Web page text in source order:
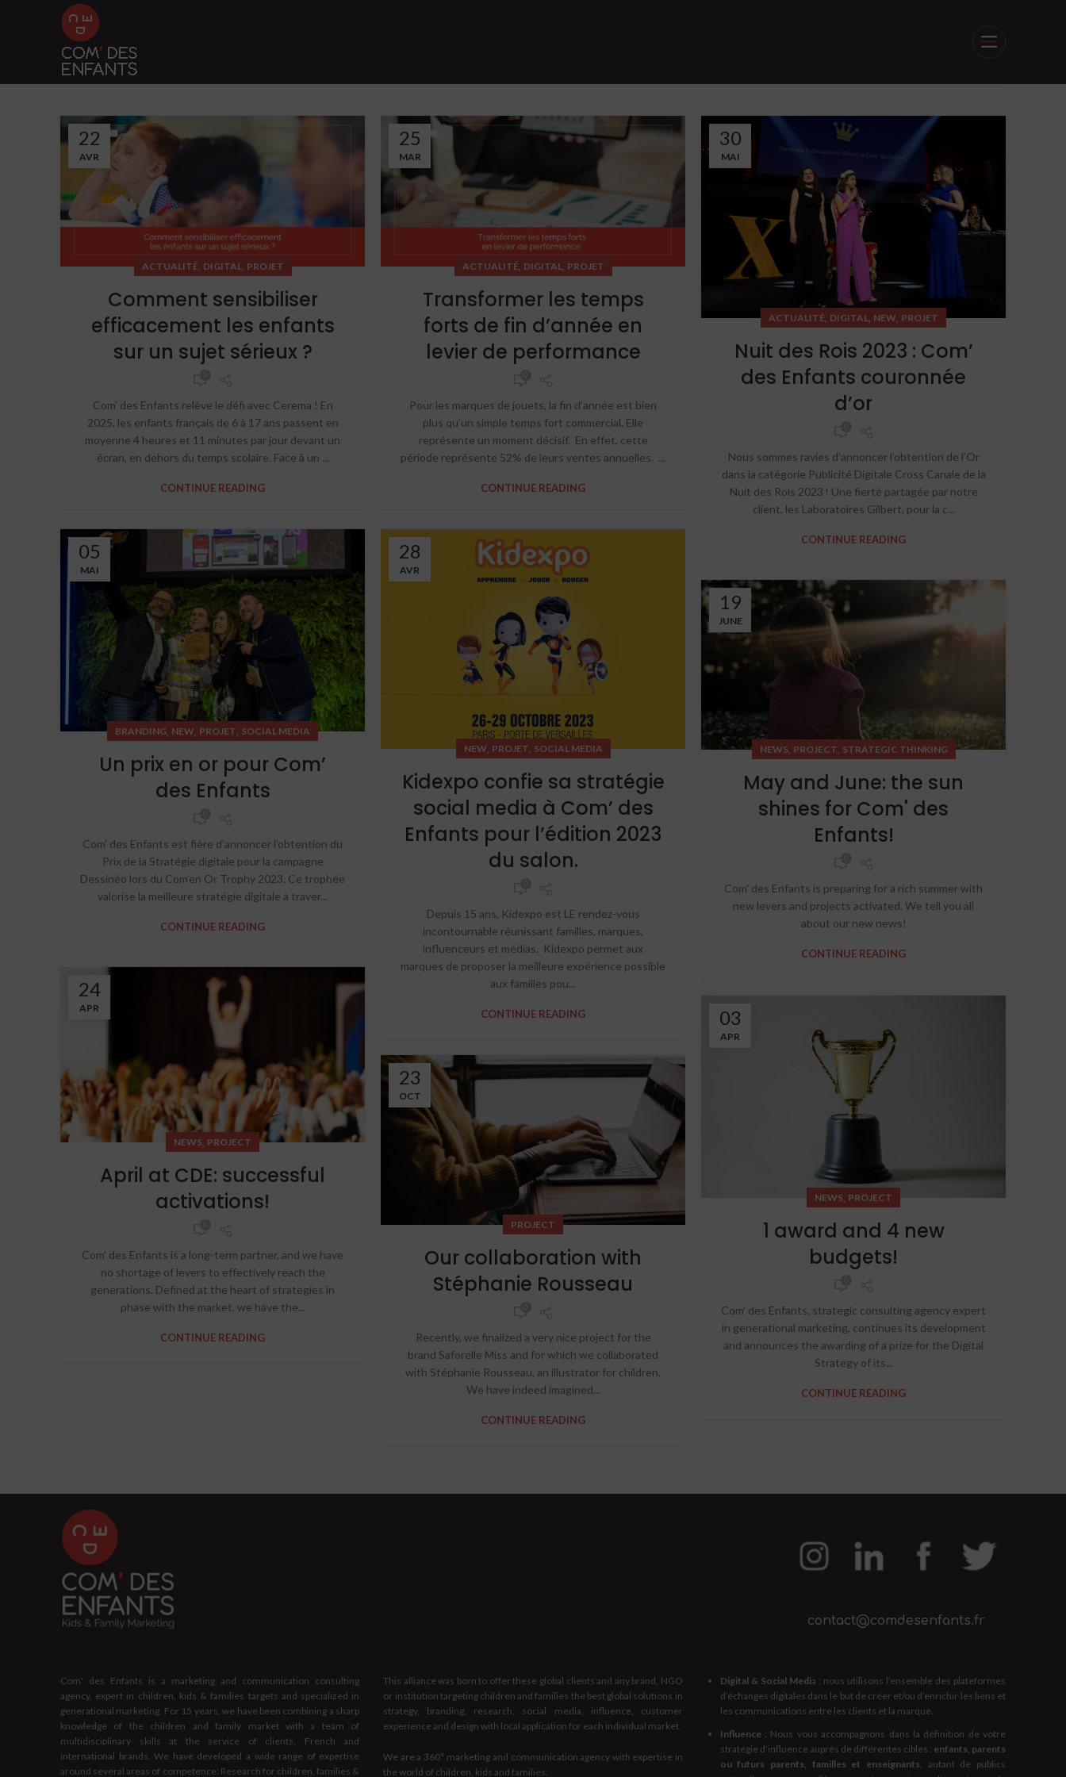
22
AVR
ACTUALITÉ, DIGITAL, PROJET
Comment sensibiliser
efficacement les enfants
sur un sujet sérieux ?
Com' des Enfants relève le défi avec Cerema ! En
2025, les enfants français de 6 à 17 ans passent en
moyenne 4 heures et 11 minutes par jour devant un
écran, en dehors du temps scolaire. Face à un ...
CONTINUE READING
25
MAR
ACTUALITÉ, DIGITAL, PROJET
Transformer les temps
forts de fin d’année en
levier de performance
Pour les marques de jouets, la fin d’année est bien
plus qu’un simple temps fort commercial. Elle
représente un moment décisif. En effet, cette
période représente 52% de leurs ventes annuelles. ...
CONTINUE READING
30
MAI
ACTUALITÉ, DIGITAL , NEW, PROJET
Nuit des Rois 2023 : Com’
des Enfants couronnée
d’or
Nous sommes ravies d’annoncer l’obtention de l’Or
dans la catégorie Publicité Digitale Cross Canale de la
Nuit des Rois 2023 ! Une fierté partagée par notre
client, les Laboratoires Gilbert, pour la c...
CONTINUE READING
05
MAI
BRANDING, NEW, PROJET, SOCIAL MEDIA
Un prix en or pour Com’
des Enfants
Com' des Enfants est fière d’annoncer l’obtention du
Prix de la Stratégie digitale pour la campagne
Dessinéo lors du Com’en Or Trophy 2023. Ce trophée
valorise la meilleure stratégie digitale à traver...
CONTINUE READING
28
AVR
NEW, PROJET, SOCIAL MEDIA
Kidexpo confie sa stratégie
social media à Com’ des
Enfants pour l’édition 2023
du salon.
Depuis 15 ans, Kidexpo est LE rendez-vous
incontournable réunissant familles, marques,
influenceurs et médias. Kidexpo permet aux
marques de proposer la meilleure expérience possible
aux familles pou...
CONTINUE READING
19
JUNE
NEWS, PROJECT, STRATEGIC THINKING
May and June: the sun
shines for Com' des
Enfants!
Com' des Enfants is preparing for a rich summer with
new levers and projects activated. We tell you all
about our new news!
CONTINUE READING
24
APR
NEWS, PROJECT
April at CDE: successful
activations!
Com' des Enfants is a long-term partner, and we have
no shortage of levers to effectively reach the
generations. Defined at the heart of strategies in
phase with the market, we have the...
CONTINUE READING
03
APR
NEWS, PROJECT
1 award and 4 new
budgets!
Com' des Enfants, strategic consulting agency expert
in generational marketing, continues its development
and announces the awarding of a prize for the Digital
Strategy of its...
CONTINUE READING
23
OCT
PROJECT
Our collaboration with
Stéphanie Rousseau
Recently, we finalized a very nice project for the
brand Saforelle Miss and for which we collaborated
with Stéphanie Rousseau, an illustrator for children.
We have indeed imagined...
CONTINUE READING
contact@comdesenfants.fr
Com' des Enfants is a marketing and communication consulting
agency, expert in children, kids & families targets and specialized in
generational marketing. For 15 years, we have been combining a sharp
knowledge of the children and family market with a team of
multidisciplinary skills at the service of clients, French and
international brands. We have developed a wide range of expertise
around several areas of competence: Research for children, families &
This alliance was born to offer these global clients and any brand, NGO
or institution targeting children and families the best global solutions in
strategy, branding, research, social media, influence, customer
experience and design with local application for each individual market.
We are a 360° marketing and communication agency with expertise in
the world of children, kids and families:
Digital & Social Media : nous utilisons l’ensemble des plateformes
d’échanges digitales dans le but de créer et/ou d’enrichir les liens et
les communications entre les clients et la marque.
Influence : Nous vous accompagnons dans la définition de votre
stratégie d’influence auprès de différentes cibles : enfants, parents
ou futurs parents, familles et enseignants , autant de publics